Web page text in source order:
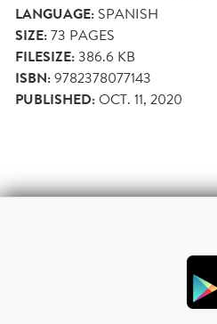
LANGUAGE: SPANISH
SIZE:73 PAGES
FILESIZE:386.6 KB
ISBN:9782378077143
PUBLISHED:OCT. 11, 2020